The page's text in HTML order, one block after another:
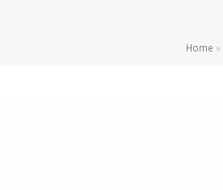
Home »